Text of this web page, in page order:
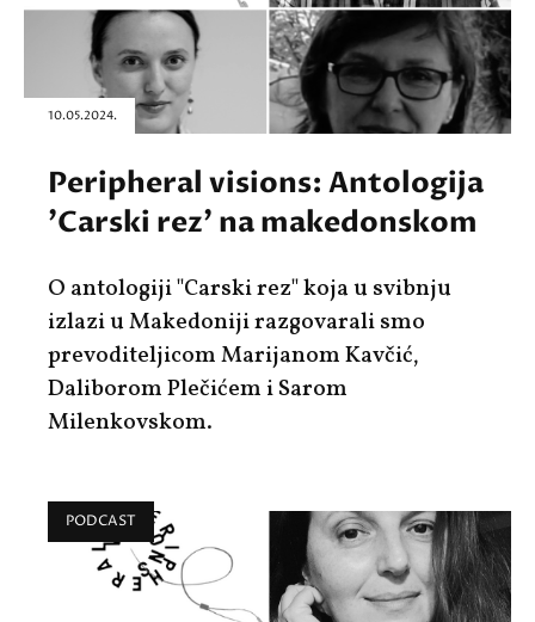
10.05.2024.
Peripheral visions: Antologija
'Carski rez' na makedonskom
O antologiji "Carski rez" koja u svibnju
izlazi u Makedoniji razgovarali smo
prevoditeljicom Marijanom Kavčić,
Daliborom Plečićem i Sarom
Milenkovskom.
PODCAST